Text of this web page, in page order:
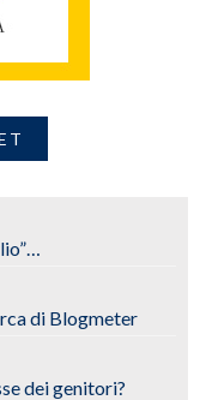
di Blogmeter
dei genitori?